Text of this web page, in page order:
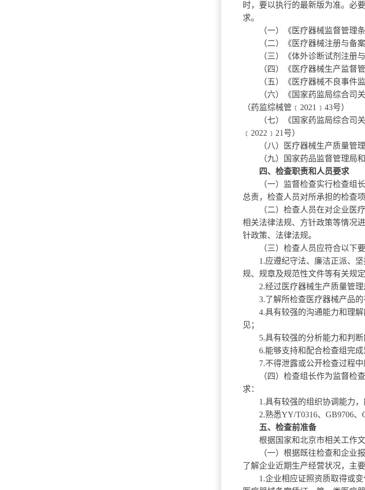
时，要以执行的最新版为准。必
求。
（一）《医疗器械监督管理条
（二）《医疗器械注册与备案
（三）《体外诊断试剂注册与
（四）《医疗器械生产监督管
（五）《医疗器械不良事件监
（六）《国家药监局综合司关
（药监综械管﹝ 2021﹞43号）
（七）《国家药监局综合司关
﹝ 2022﹞21号）
（八）医疗器械生产质量管理
（九）国家药品监督管理局和
四、检查职责和人员要求
（一）监督检查实行检查组长
总责，检查人员对所承担的检查
（二）检查人员在对企业医疗
相关法律法规、方针政策等情况
针政策、法律法规。
（三）检查人员应符合以下要
1.应遵纪守法、廉洁正派、
规、规章及规范性文件等有关规定
2.经过医疗器械生产质量管
3.了解所检查医疗器械产品
4.具有较强的沟通能力和理
见；
5.具有较强的分析能力和判
6.能够支持和配合检查组完成
7.不得泄露或公开检查过程
（四）检查组长作为监督检查
求：
1.具有较强的组织协调能力
2.熟悉YY/T0316、GB9706、
五、检查前准备
根据国家和北京市相关工作文
（一）根据既往检查和企业报
了解企业近期生产经营状况，主要
1.企业相应证照资质取得或